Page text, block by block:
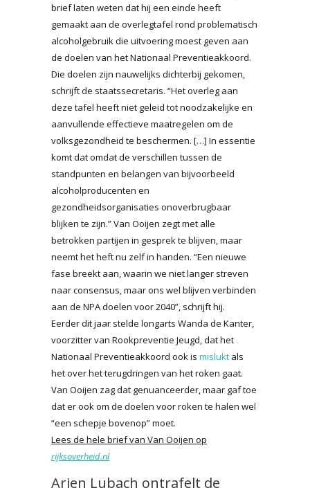
brief laten weten dat hij een einde heeft
gemaakt aan de overlegtafel rond problematisch
alcoholgebruik die uitvoering moest geven aan
de doelen van het Nationaal Preventieakkoord.
Die doelen zijn nauwelijks dichterbij gekomen,
schrijft de staatssecretaris. “Het overleg aan
deze tafel heeft niet geleid tot noodzakelijke en
aanvullende effectieve maatregelen om de
volksgezondheid te beschermen. […] In essentie
komt dat omdat de verschillen tussen de
standpunten en belangen van bijvoorbeeld
alcoholproducenten en
gezondheidsorganisaties onoverbrugbaar
blijken te zijn.” Van Ooijen zegt met alle
betrokken partijen in gesprek te blijven, maar
neemt het heft nu zelf in handen. “Een nieuwe
fase breekt aan, waarin we niet langer streven
naar consensus, maar ons wel blijven verbinden
aan de NPA doelen voor 2040”, schrijft hij.
Eerder dit jaar stelde longarts Wanda de Kanter,
voorzitter van Rookpreventie Jeugd, dat het
Nationaal Preventieakkoord ook is mislukt als
het over het terugdringen van het roken gaat.
Van Ooijen zag dat genuanceerder, maar gaf toe
dat er ook om de doelen voor roken te halen wel
“een schepje bovenop” moet.
Lees de hele brief van Van Ooijen op
rijksoverheid.nl
Arjen Lubach ontrafelt de